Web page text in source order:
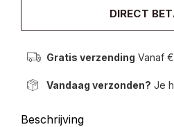
DIRECT
Gratis verzending Vanaf
Vandaag verzonden? Je
Beschrijving